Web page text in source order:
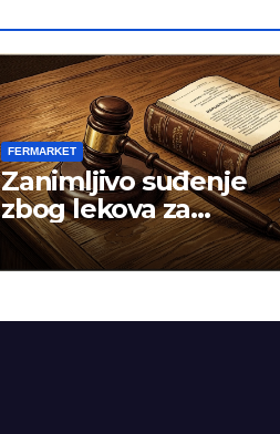
FERMARKET
Zanimljivo suđenje
zbog lekova za
gojaznost